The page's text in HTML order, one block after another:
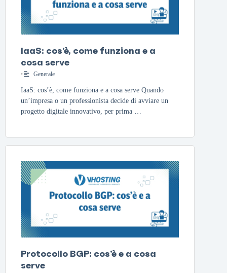
IaaS: cos’è, come funziona e a
cosa serve
• Generale
IaaS: cos’è, come funziona e a cosa serve Quando
un’impresa o un professionista decide di avviare un
progetto digitale innovativo, per prima …
Protocollo BGP: cos’è e a cosa
serve